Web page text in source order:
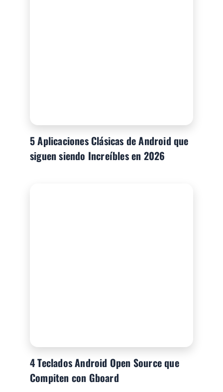
5 Aplicaciones Clásicas de Android que
siguen siendo Increíbles en 2026
4 Teclados Android Open Source que
Compiten con Gboard